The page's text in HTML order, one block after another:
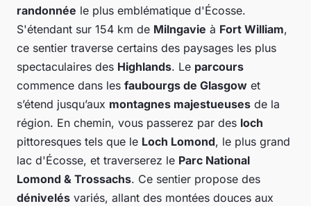
randonnée le plus emblématique d'Écosse.
S'étendant sur 154 km de Milngavie à Fort William,
ce sentier traverse certains des paysages les plus
spectaculaires des Highlands. Le parcours
commence dans les faubourgs de Glasgow et
s’étend jusqu’aux montagnes majestueuses de la
région. En chemin, vous passerez par des loch
pittoresques tels que le Loch Lomond, le plus grand
lac d'Écosse, et traverserez le Parc National
Lomond & Trossachs. Ce sentier propose des
dénivelés variés, allant des montées douces aux